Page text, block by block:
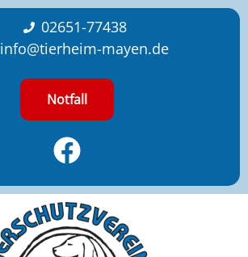
02651-77438
info@tierheim-mayen.de
Notfall